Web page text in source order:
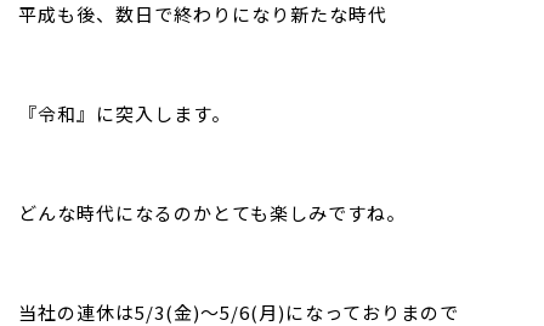
平成も後、数日で終わりになり新たな時代
『令和』に突入します。
どんな時代になるのかとても楽しみですね。
当社の連休は5/3(金)～5/6(月)になっておりまので